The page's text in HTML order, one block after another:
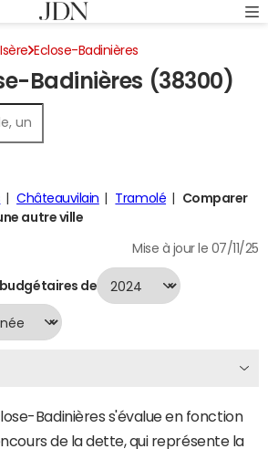
Isère Eclose-Badinières
Badinières (38300)
Châteauvilain Tramolé
Comparer
autre ville
Mise à jour le 07/11/25
de
Badinières s'évalue en fonction
de la dette, qui représente la